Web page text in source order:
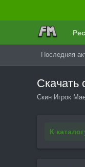
Последняя
Скачать
Скин Игрок
К